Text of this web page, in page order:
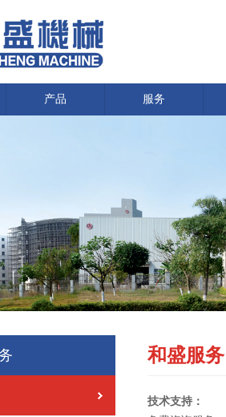
产品 服务
和盛服务
技术支持 ：